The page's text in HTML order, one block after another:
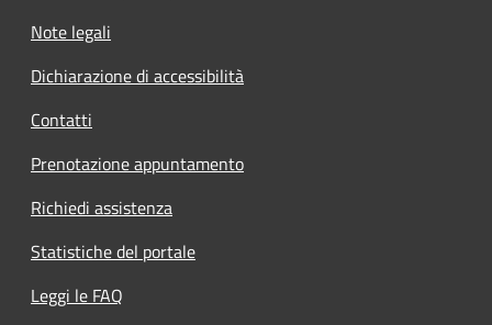
Note legali
Dichiarazione di accessibilità
Contatti
Prenotazione appuntamento
Richiedi assistenza
Statistiche del portale
Leggi le FAQ